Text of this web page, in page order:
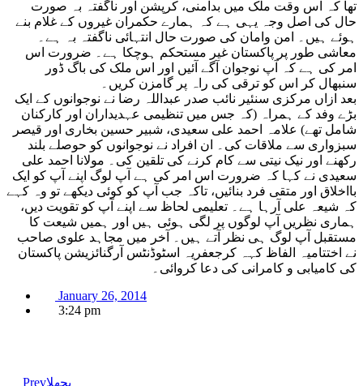
تھا کہ اس وقت ملک میں بدامنی، کرپشن اور ناگفتہ بہ صورت
حال کی اصل وجہ یہی ہے کہ ہمارے حکمران غیروں کے غلام بنے
ہوئے ہیں۔ امن وامان کی صورت حال انتہائی ناگفتہ بہ ہے۔
معاشی طور پر پاکستان غیر مستحکم ہوچکا ہے۔ ضرورت اس
امر کی ہے کہ آپ نوجوان آگے آئیں اور اس ملک کی باگ ڈور
سنبھال کر اس کو ترقی کی راہ پر گامزن کریں۔
بعد ازاں مرکزی سنئیر نائب صدر عبداللہ رضا نے نوجوانوں کے ایک
بڑے وفد کے ہمراہ (کہ جس میں تنظیمی عہدیداران اور کارکنان
شامل تھے) علامہ احمد علی سعیدی، شبیر حسین بخاری اور قیصر
سبزواری سے ملاقات کی۔ ان افراد نے نوجوانوں کو حوصلے بلند
رکھنے اور نیک نیتی سے کام کرنے کی تلقین کی۔ مولانا احمد علی
سعیدی نے کہا کہ ضرورت اس امر کی ہے آپ لوگ اپنے آپ کو ایک
بااخلاق اور متقی فرد بنائیں، تاکہ جب آپ کو کوئی دیکھے تو وہ کہے
کہ شیعہ علی آرہا ہے۔ تعلیمی لحاظ سے اپنے آپ کو تقویت دیں،
ہماری نظریں آپ لوگوں پر لگی ہوئی ہیں اور ہمیں شیعت کا
مستقبل آپ لوگ ہی نظر آتے ہیں۔ آخر میں مجاہد علوی صاحب
نے اختتامیہ الفاظ کہہ کرجعفریہ اسٹوڈنٹس آرگنائزیشن پاکستان
کی کامیابی و کامرانی کی دعا کروائی۔
January 26, 2014
3:24 pm
Prevپچھلا